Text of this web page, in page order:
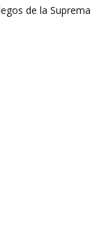
de la Suprema